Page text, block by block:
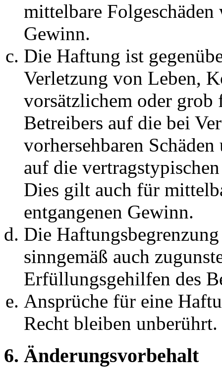
mittelbare Folgeschäden
Gewinn.
Die Haftung ist
Verletzung von Leben,
vorsätzlichem oder grob
Betreibers auf die bei
vorhersehbaren
auf die
Dies gilt auch für
entgangenen Gewinn.
Die
sinngemäß auch
Erfüllungsgehilfen des
Ansprüche für eine
Recht bleiben unberührt.
6. Änderungsvorbehalt